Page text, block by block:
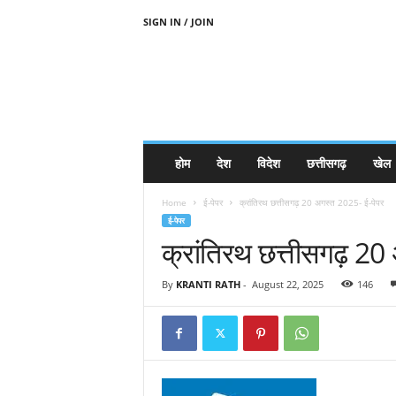
SIGN IN / JOIN
होम देश विदेश छत्तीसगढ़ खेल
Home ई-पेपर क्रांतिरथ छत्तीसगढ़ 20 अगस्त 2025- ई-पेपर
ई-पेपर
क्रांतिरथ छत्तीसगढ़
By KRANTI RATH- August 22, 2025 146